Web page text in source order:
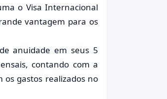
o Visa Internacional
vantagem para os
anuidade em seus 5
contando com a
os gastos realizados no